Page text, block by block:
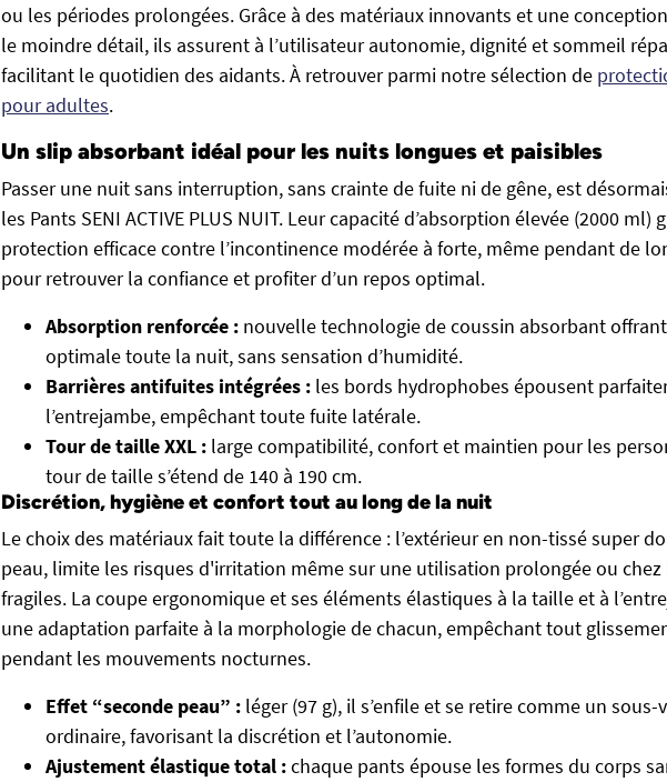
ou les périodes prolongées. Grâce à des matériaux innovants et une
le moindre détail, ils assurent à l’utilisateur autonomie, dignité et sommeil
facilitant le quotidien des aidants. À retrouver parmi notre sélection de
pour adultes.
Un slip absorbant idéal pour les nuits longues et paisibles
Passer une nuit sans interruption, sans crainte de fuite ni de gêne, est
les Pants SENI ACTIVE PLUS NUIT. Leur capacité d’absorption élevée (2000 ml)
protection efficace contre l’incontinence modérée à forte, même pendant de
pour retrouver la confiance et profiter d’un repos optimal.
Absorption renforcée : nouvelle technologie de coussin absorbant
optimale toute la nuit, sans sensation d’humidité.
Barrières antifuites intégrées : les bords hydrophobes épousent
l’entrejambe, empêchant toute fuite latérale.
Tour de taille XXL : large compatibilité, confort et maintien pour les
tour de taille s’étend de 140 à 190 cm.
Discrétion, hygiène et confort tout au long de la nuit
Le choix des matériaux fait toute la différence : l’extérieur en non-tissé super
peau, limite les risques d'irritation même sur une utilisation prolongée ou chez
fragiles. La coupe ergonomique et ses éléments élastiques à la taille et à
une adaptation parfaite à la morphologie de chacun, empêchant tout
pendant les mouvements nocturnes.
Effet “seconde peau” : léger (97 g), il s’enfile et se retire comme un
ordinaire, favorisant la discrétion et l’autonomie.
Ajustement élastique total :chaque pants épouse les formes du corps